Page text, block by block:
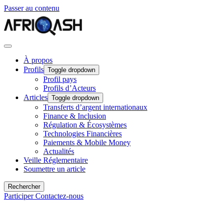
Passer au contenu
À propos
Profils Toggle dropdown
Profil pays
Profils d’Acteurs
Articles Toggle dropdown
Transferts d’argent internationaux
Finance & Inclusion
Régulation & Écosystèmes
Technologies Financières
Paiements & Mobile Money
Actualités
Veille Réglementaire
Soumettre un article
Rechercher
ParticiperContactez-nous